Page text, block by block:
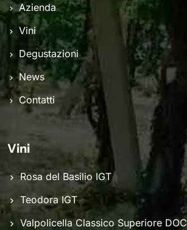
Azienda
Vini
Degustazioni
News
Contatti
Vini
Rosa del Basilio IGT
Teodora IGT
Valpolicella Classico Superiore DOC